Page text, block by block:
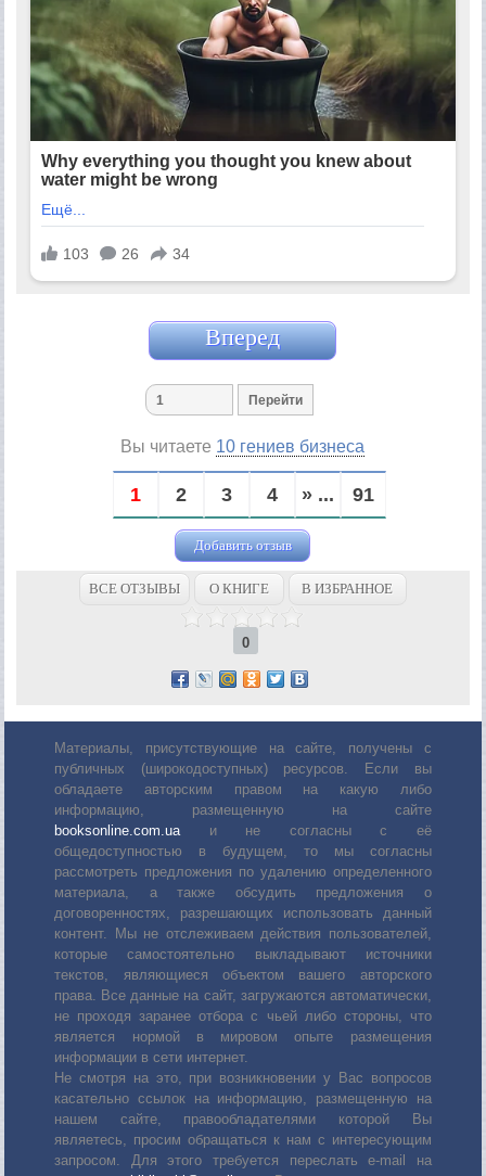
Вперед
Вы читаете 10 гениев бизнеса
1 2 3 4 » ... 91
Добавить отзыв
ВСЕ ОТЗЫВЫ О КНИГЕ В ИЗБРАННОЕ
0
Материалы, присутствующие на сайте, получены с
публичных (широкодоступных) ресурсов. Если вы
обладаете авторским правом на какую либо
информацию, размещенную на сайте
booksonline.com.uaи не согласны с её
общедоступностью в будущем, то мы согласны
рассмотреть предложения по удалению определенного
материала, а также обсудить предложения о
договоренностях, разрешающих использовать данный
контент. Мы не отслеживаем действия пользователей,
которые самостоятельно выкладывают источники
текстов, являющиеся объектом вашего авторского
права. Все данные на сайт, загружаются автоматически,
не проходя заранее отбора с чьей либо стороны, что
является нормой в мировом опыте размещения
информации в сети интернет.
Не смотря на это, при возникновении у Вас вопросов
касательно ссылок на информацию, размещенную на
нашем сайте, правообладателями которой Вы
являетесь, просим обращаться к нам с интересующим
запросом. Для этого требуется переслать е-mail на